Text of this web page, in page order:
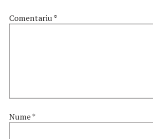
Comentariu*
Nume*